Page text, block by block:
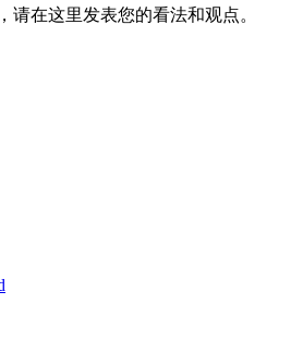
在这里发表您的看法和观点。